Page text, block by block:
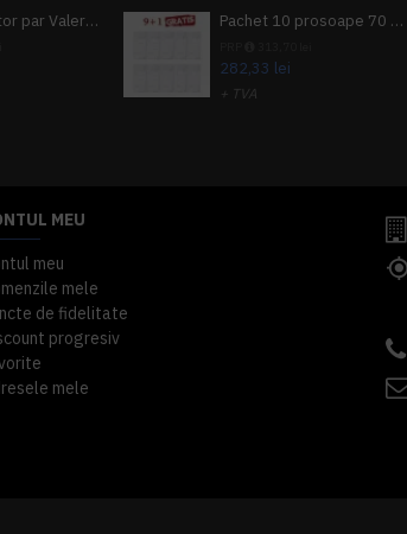
Pachet Uscator par Valera Action Super Plus + GRATUIT Sampon si gel de dus Tork Pachet 10 prosoape 70 x 140cm 9 + 1 gratuit
282,33 lei
+ TVA
MEU
meu
mele
de fidelitate
progresiv
mele